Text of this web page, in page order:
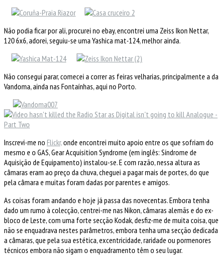
Não podia ficar por ali, procurei no ebay, encontrei uma Zeiss Ikon Nettar,
120 6x6, adorei, seguiu-se uma Yashica mat-124, melhor ainda.
Não consegui parar, comecei a correr as feiras velharias, principalmente a da
Vandoma, ainda nas Fontaínhas, aqui no Porto.
Inscrevi-me no Flickr,onde encontrei muito apoio entre os que sofriam do
mesmo e o GAS, Gear Acquisition Syndrome (em inglês: Síndrome de
Aquisição de Equipamento) instalou-se. E com razão, nessa altura as
câmaras eram ao preço da chuva, cheguei a pagar mais de portes, do que
pela câmara e muitas foram dadas por parentes e amigos.
As coisas foram andando e hoje já passa das novecentas. Embora tenha
dado um rumo à colecção, centrei-me nas Nikon, câmaras alemãs e do ex-
bloco de Leste, com uma forte secção Kodak, desfiz-me de muita coisa, que
não se enquadrava nestes parâmetros, embora tenha uma secção dedicada
a câmaras, que pela sua estética, excentricidade, raridade ou pormenores
técnicos embora não sigam o enquadramento têm o seu lugar.